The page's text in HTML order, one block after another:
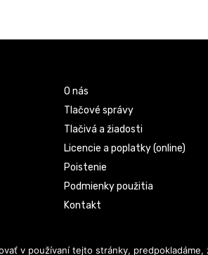
O nás
Tlačové správy
Tlačivá a žiadosti
Licencie a poplatky (online)
Poistenie
Podmienky použitia
Kontakt
v používaní tejto stránky,